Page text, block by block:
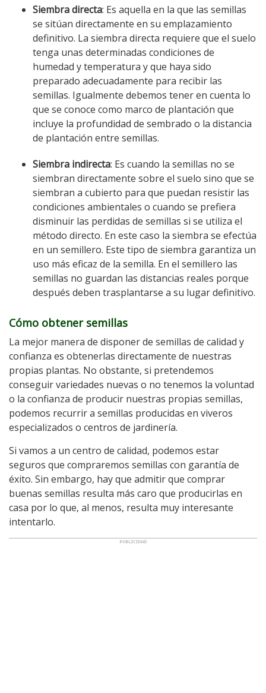
Siembra directa: Es aquella en la que las semillas
se sitúan directamente en su emplazamiento
definitivo. La siembra directa requiere que el suelo
tenga unas determinadas condiciones de
humedad y temperatura y que haya sido
preparado adecuadamente para recibir las
semillas. Igualmente debemos tener en cuenta lo
que se conoce como marco de plantación que
incluye la profundidad de sembrado o la distancia
de plantación entre semillas.
Siembra indirecta: Es cuando la semillas no se
siembran directamente sobre el suelo sino que se
siembran a cubierto para que puedan resistir las
condiciones ambientales o cuando se prefiera
disminuir las perdidas de semillas si se utiliza el
método directo. En este caso la siembra se efectúa
en un semillero. Este tipo de siembra garantiza un
uso más eficaz de la semilla. En el semillero las
semillas no guardan las distancias reales porque
después deben trasplantarse a su lugar definitivo.
Cómo obtener semillas
La mejor manera de disponer de semillas de calidad y
confianza es obtenerlas directamente de nuestras
propias plantas. No obstante, si pretendemos
conseguir variedades nuevas o no tenemos la voluntad
o la confianza de producir nuestras propias semillas,
podemos recurrir a semillas producidas en viveros
especializados o centros de jardinería.
Si vamos a un centro de calidad, podemos estar
seguros que compraremos semillas con garantía de
éxito. Sin embargo, hay que admitir que comprar
buenas semillas resulta más caro que producirlas en
casa por lo que, al menos, resulta muy interesante
intentarlo.